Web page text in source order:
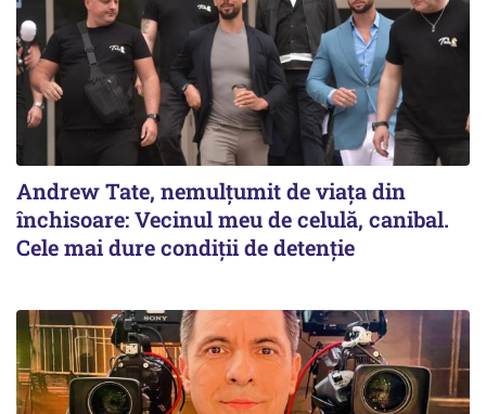
Andrew Tate, nemulțumit de viața din
închisoare: Vecinul meu de celulă, canibal.
Cele mai dure condiții de detenție